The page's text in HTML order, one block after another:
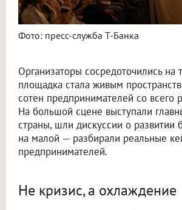
Фото: пресс-служба Т-Банка
Организаторы сосредоточились на
площадка стала живым
сотен предпринимателей со всего
На большой сцене выступали
страны, шли дискуссии о развитии
на малой — разбирали реальные
предпринимателей.
Не кризис, а охлаждение